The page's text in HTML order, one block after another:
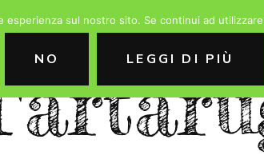
sul nostro sito. Se continui ad
NO LEGGI DI PIÙ